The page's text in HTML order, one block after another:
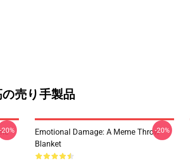
売り手製品
-20%
Emotional Damage: A Meme Throw
Blanket
-20%